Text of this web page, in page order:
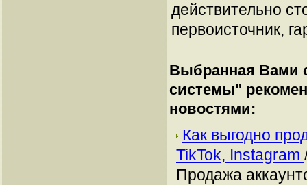
действительно
первоисточник,
Выбранная Вами
системы"
новостями:
Как выгодно
TikTok, Instagram
Продажа